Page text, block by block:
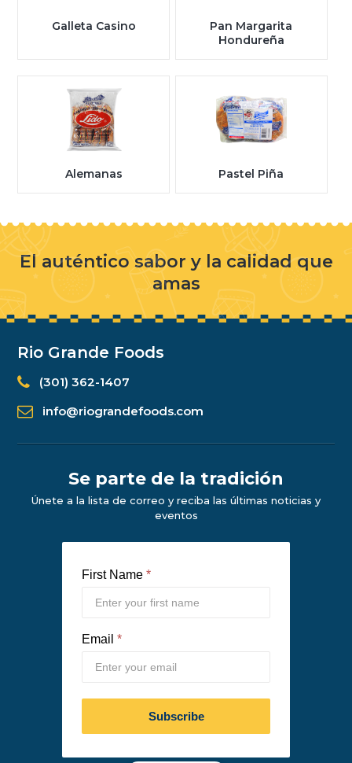
Galleta Casino
Pan Margarita
Hondureña
Alemanas Pastel Piña
El auténtico sabor y la calidad que
amas
Rio Grande Foods
(301) 362-1407
info@riograndefoods.com
Se parte de la tradición
Únete a la lista de correo y reciba las últimas noticias y
eventos